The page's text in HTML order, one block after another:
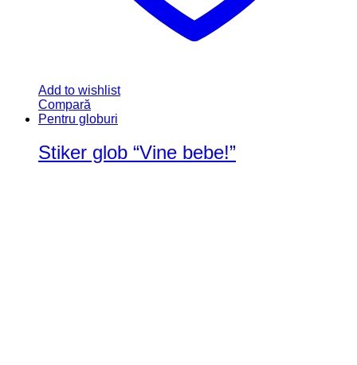
Add to wishlist
Compară
Pentru globuri
Stiker glob “Vine bebe!”